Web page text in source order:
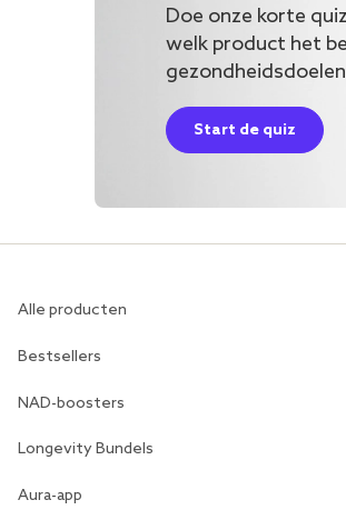
Doe onze korte
welk product het
Start de quiz
Alle producten
Bestsellers
NAD-boosters
Longevity Bundels
Aura-app